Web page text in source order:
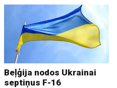
Beļģija nodos Ukrainai
septiņus F-16